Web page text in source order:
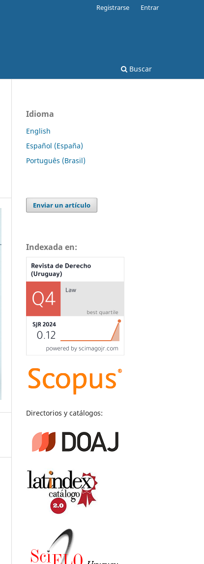
Buscar
Registrarse Entrar
Idioma
English
Español (España)
Português (Brasil)
Enviar un artículo
Indexada en:
Directorios y catálogos: